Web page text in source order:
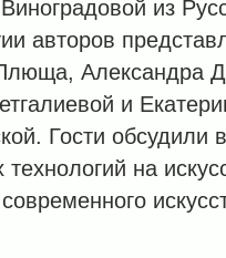
из
авторов
Александра
и
Гости обсудили
на